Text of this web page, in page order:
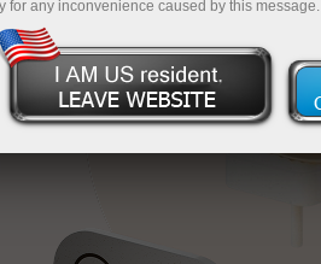
for any inconvenience caused by this message.